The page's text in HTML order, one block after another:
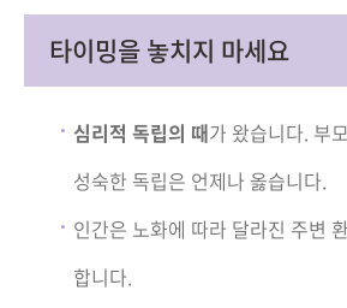
타이밍을 놓치지 마세요
심리적 독립의 때가 왔습니다. 부
성숙한 독립은 언제나 옳습니다.
인간은 노화에 따라 달라진 주변
합니다.